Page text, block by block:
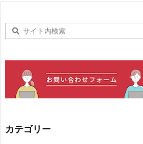
カテゴリー